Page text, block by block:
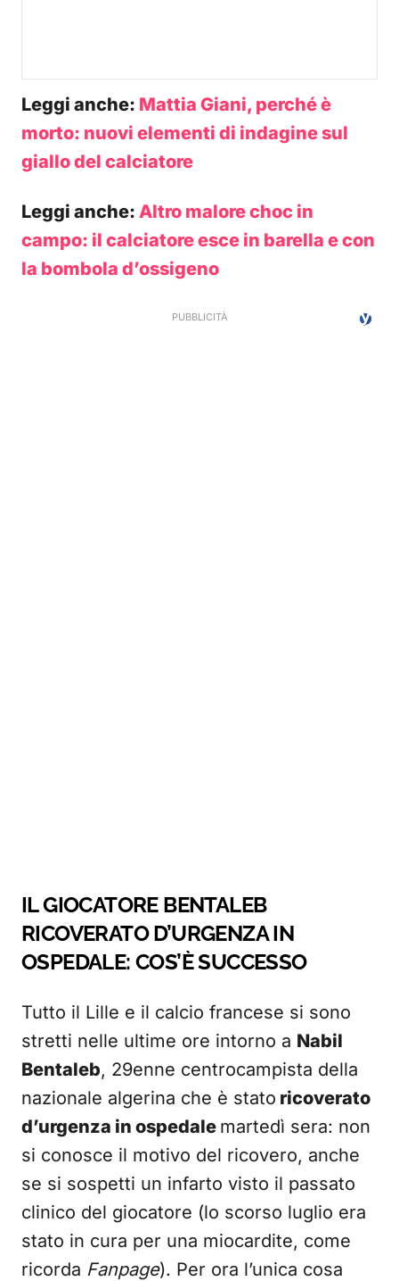
Leggi anche: Mattia Giani, perché è
morto: nuovi elementi di indagine sul
giallo del calciatore
Leggi anche: Altro malore choc in
campo: il calciatore esce in barella e con
la bombola d’ossigeno
IL GIOCATORE BENTALEB
RICOVERATO D’URGENZA IN
OSPEDALE: COS’È SUCCESSO
Tutto il Lille e il calcio francese si sono
stretti nelle ultime ore intorno a Nabil
Bentaleb, 29enne centrocampista della
nazionale algerina che è stato ricoverato
d’urgenza in ospedale martedì sera: non
si conosce il motivo del ricovero, anche
se si sospetti un infarto visto il passato
clinico del giocatore (lo scorso luglio era
stato in cura per una miocardite, come
ricorda Fanpage). Per ora l’unica cosa